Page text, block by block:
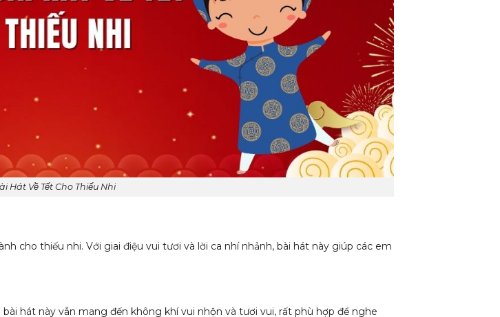
Hát Về Tết Cho Thiếu Nhi
cho thiếu nhi. Với giai điệu vui tươi và lời ca nhí nhảnh, bài hát này giúp các em
hát này vẫn mang đến không khí vui nhộn và tươi vui, rất phù hợp để nghe